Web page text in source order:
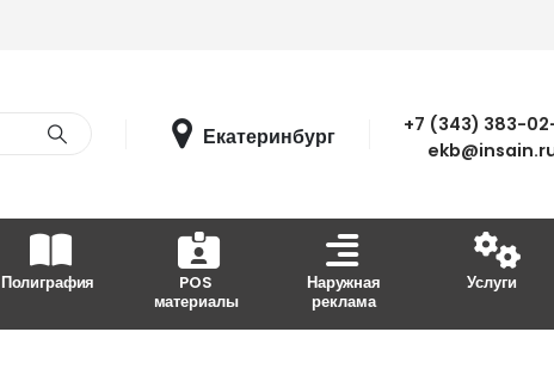
Екатеринбург
+7 (343) 383-
Полиграфия
POS
материалы
Наружная
реклама
Услуги